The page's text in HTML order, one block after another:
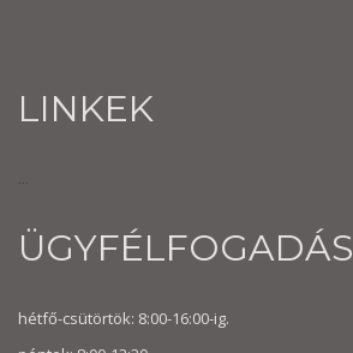
LINKEK
ÜGYFÉLFOGADÁS
hétfő-csütörtök: 8:00-16:00-ig.